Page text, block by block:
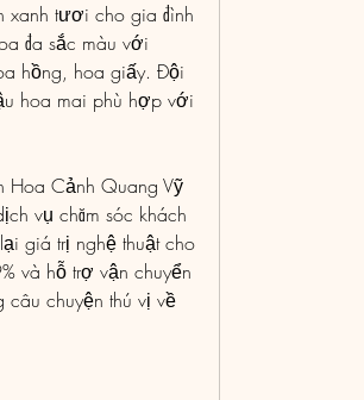
xanh tươi cho gia đình
đa sắc màu với
hồng, hoa giấy. Đội
hoa mai phù hợp với
Hoa Cảnh Quang Vỹ
vụ chăm sóc khách
giá trị nghệ thuật cho
và hỗ trợ vận chuyển
câu chuyện thú vị về